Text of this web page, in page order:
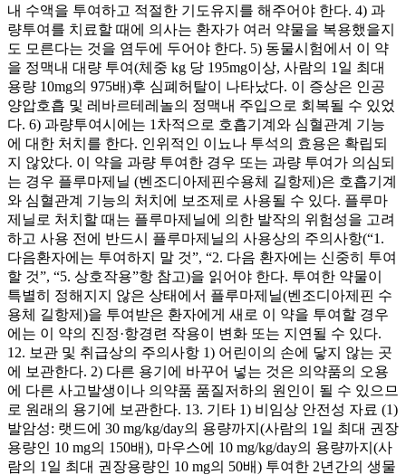
내 수액을 투여하고 적절한 기도유지를 해주어야 한다. 4) 과
량투여를 치료할 때에 의사는 환자가 여러 약물을 복용했을지
도 모른다는 것을 염두에 두어야 한다. 5) 동물시험에서 이 약
을 정맥내 대량 투여(체중 kg 당 195mg이상, 사람의 1일 최대
용량 10mg의 975배)후 심폐허탈이 나타났다. 이 증상은 인공
양압호흡 및 레바르테레놀의 정맥내 주입으로 회복될 수 있었
다. 6) 과량투여시에는 1차적으로 호흡기계와 심혈관계 기능
에 대한 처치를 한다. 인위적인 이뇨나 투석의 효용은 확립되
지 않았다. 이 약을 과량 투여한 경우 또는 과량 투여가 의심되
는 경우 플루마제닐 (벤조디아제핀수용체 길항제)은 호흡기계
와 심혈관계 기능의 처치에 보조제로 사용될 수 있다. 플루마
제닐로 처치할 때는 플루마제닐에 의한 발작의 위험성을 고려
하고 사용 전에 반드시 플루마제닐의 사용상의 주의사항(“1.
다음환자에는 투여하지 말 것”, “2. 다음 환자에는 신중히 투여
할 것”, “5. 상호작용”항 참고)을 읽어야 한다. 투여한 약물이
특별히 정해지지 않은 상태에서 플루마제닐(벤조디아제핀 수
용체 길항제)을 투여받은 환자에게 새로 이 약을 투여할 경우
에는 이 약의 진정·항경련 작용이 변화 또는 지연될 수 있다.
12. 보관 및 취급상의 주의사항 1) 어린이의 손에 닿지 않는 곳
에 보관한다. 2) 다른 용기에 바꾸어 넣는 것은 의약품의 오용
에 다른 사고발생이나 의약품 품질저하의 원인이 될 수 있으므
로 원래의 용기에 보관한다. 13. 기타 1) 비임상 안전성 자료 (1)
발암성: 랫드에 30 mg/kg/day의 용량까지(사람의 1일 최대 권장
용량인 10 mg의 150배), 마우스에 10 mg/kg/day의 용량까지(사
람의 1일 최대 권장용량인 10 mg의 50배) 투여한 2년간의 생물